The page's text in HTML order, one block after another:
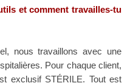
et comment travailles-tu
nous travaillons avec une
Pour chaque client,
exclusif STÉRILE. Tout est